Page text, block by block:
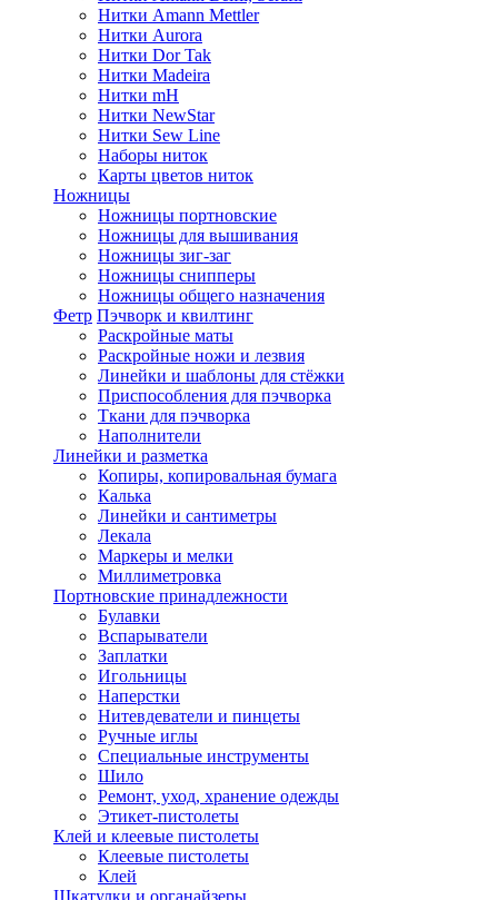
Нитки Amann Mettler
Нитки Aurora
Нитки Dor Tak
Нитки Madeira
Нитки mH
Нитки NewStar
Нитки Sew Line
Наборы ниток
Карты цветов ниток
Ножницы
Ножницы портновские
Ножницы для вышивания
Ножницы зиг-заг
Ножницы снипперы
Ножницы общего назначения
Фетр Пэчворк и квилтинг
Раскройные маты
Раскройные ножи и лезвия
Линейки и шаблоны для стёжки
Приспособления для пэчворка
Ткани для пэчворка
Наполнители
Линейки и разметка
Копиры, копировальная бумага
Калька
Линейки и сантиметры
Лекала
Маркеры и мелки
Миллиметровка
Портновские принадлежности
Булавки
Вспарыватели
Заплатки
Игольницы
Наперстки
Нитевдеватели и пинцеты
Ручные иглы
Специальные инструменты
Шило
Ремонт, уход, хранение одежды
Этикет-пистолеты
Клей и клеевые пистолеты
Клеевые пистолеты
Клей
Шкатулки и органайзеры